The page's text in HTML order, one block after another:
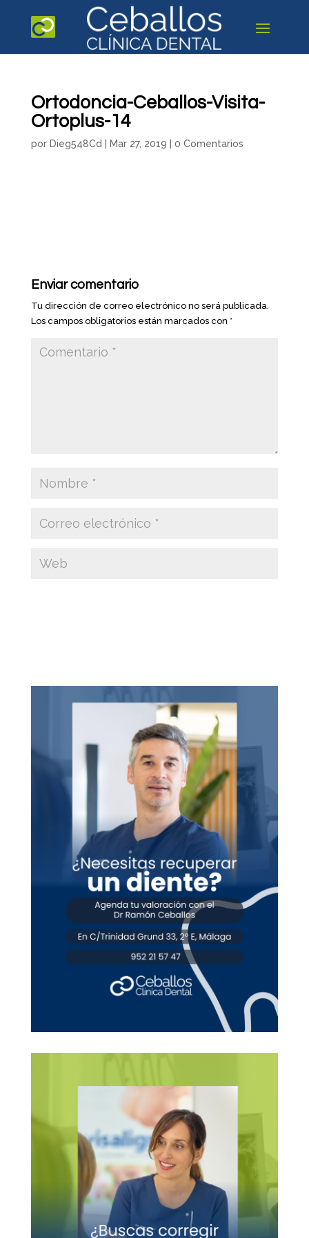
Ortodoncia-Ceballos-Visita-
Ortoplus-14
por Dieg548Cd Mar 27, 2019 0 Comentarios
Enviar comentario
Tu dirección de correo electrónico no será publicada.
Los campos obligatorios están marcados con *